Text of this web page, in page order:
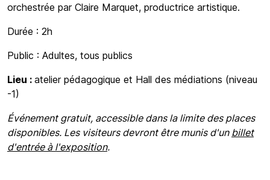
orchestrée par Claire Marquet, productrice artistique.
Durée : 2h
Public : Adultes, tous publics
Lieu : atelier pédagogique et Hall des médiations (niveau
-1)
Événement gratuit, accessible dans la limite des places
disponibles. Les visiteurs devront être munis d'un billet
d'entrée à l'exposition.